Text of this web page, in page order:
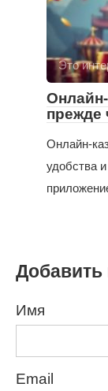
Это
прежде
Онлайн-
удобства
Добавить
Имя
Email